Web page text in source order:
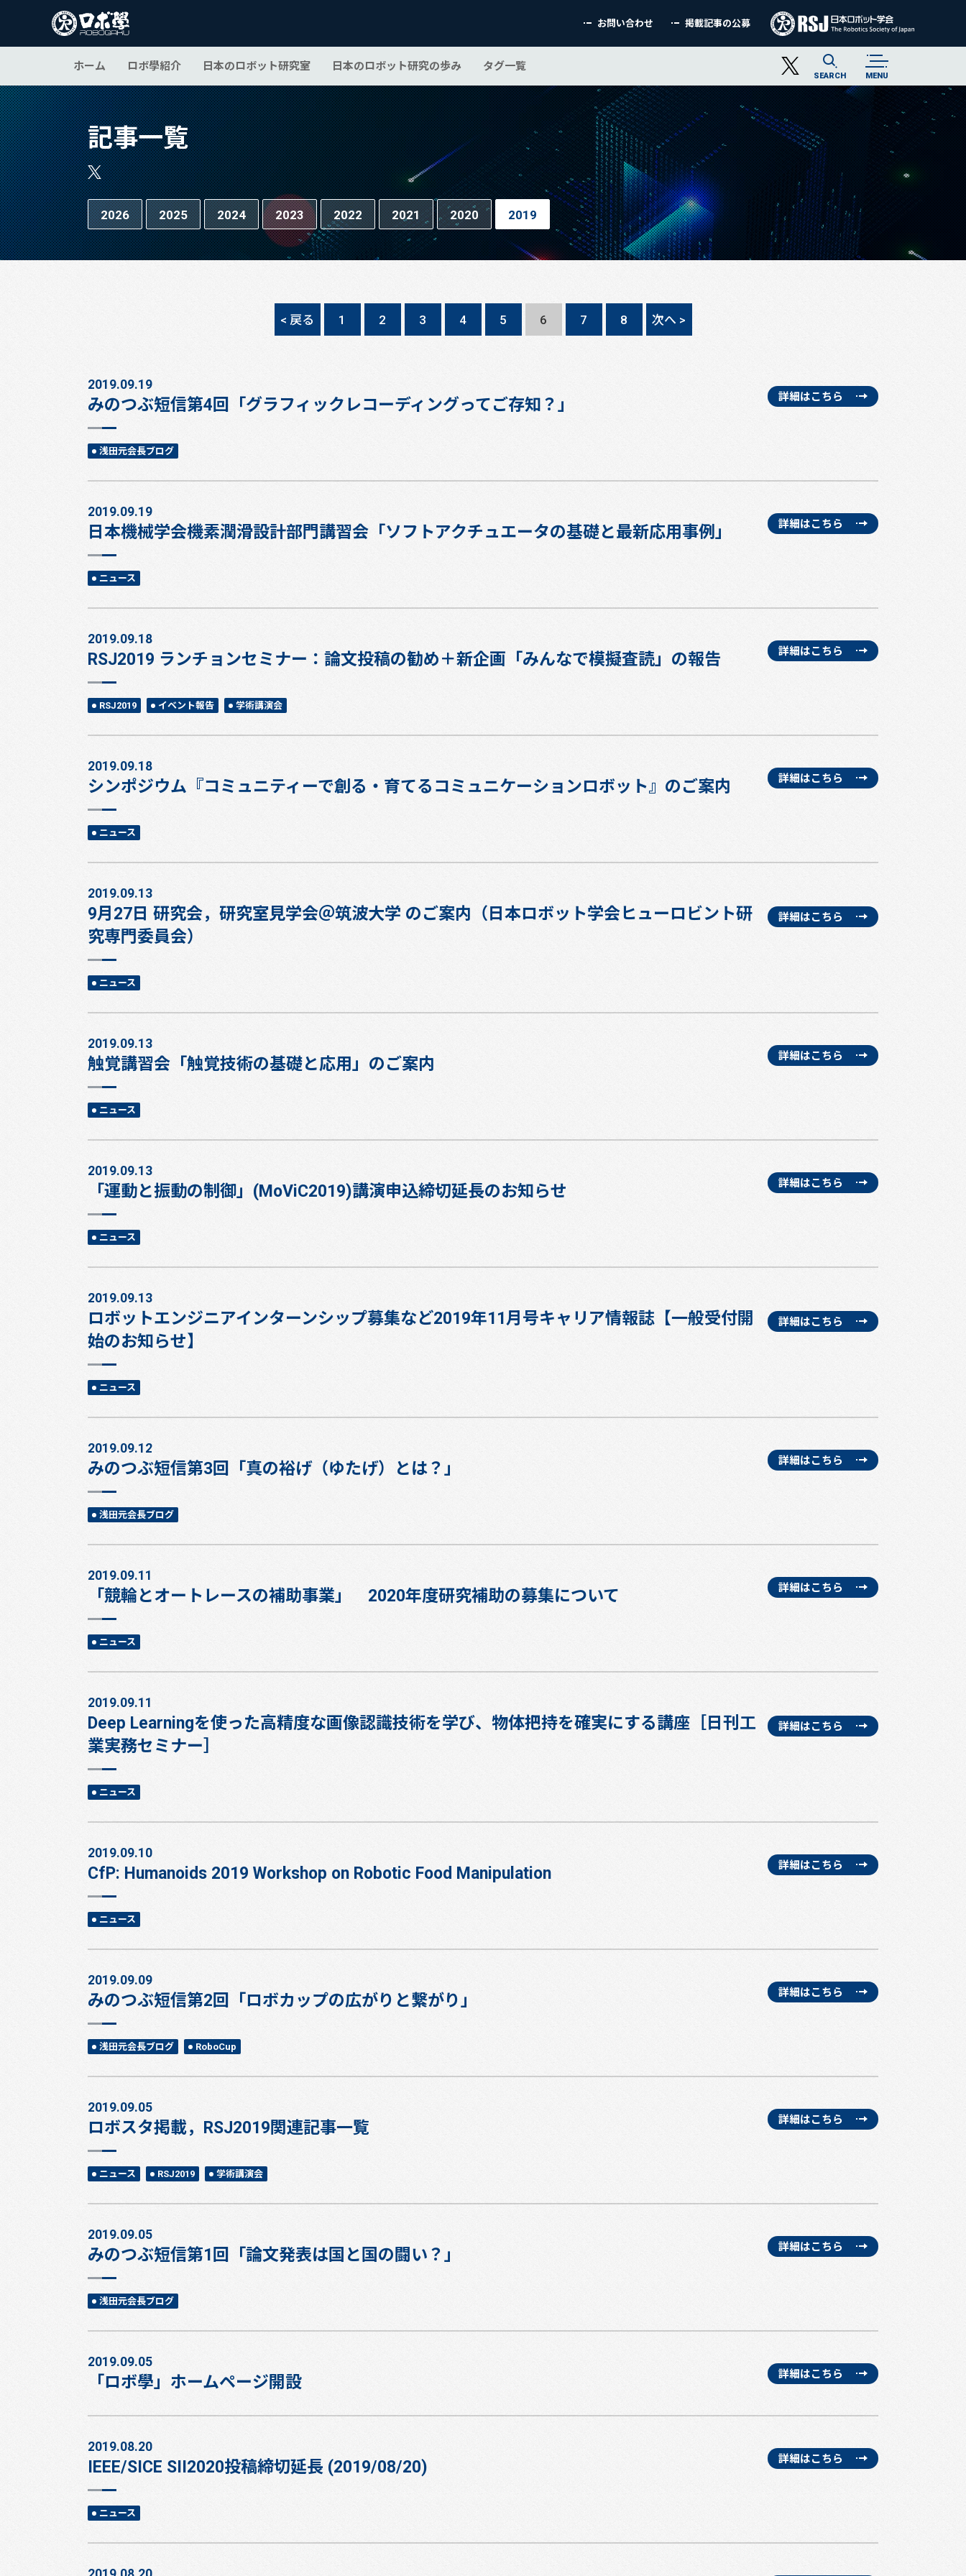
お問い合わせ 掲載記事の公募
ホーム ロボ學紹介 日本のロボット研究室 日本のロボット研究の歩み タグ一覧
SEARCH MENU
記事一覧
2026 2025 2024 2023 2022 2021 2020 2019
< 戻る 1 2 3 4 5 6 7 8 次へ >
2019.09.19
みのつぶ短信第4回「グラフィックレコーディングってご存知？」 詳細はこちら
浅田元会長ブログ
2019.09.19
日本機械学会機素潤滑設計部門講習会「ソフトアクチュエータの基礎と最新応用事例」 詳細はこちら
ニュース
2019.09.18
RSJ2019 ランチョンセミナー：論文投稿の勧め＋新企画「みんなで模擬査読」の報告 詳細はこちら
RSJ2019 イベント報告 学術講演会
2019.09.18
シンポジウム『コミュニティーで創る・育てるコミュニケーションロボット』のご案内 詳細はこちら
ニュース
2019.09.13
9月27日 研究会，研究室見学会＠筑波大学 のご案内（日本ロボット学会ヒューロビント研
究専門委員会）
詳細はこちら
ニュース
2019.09.13
触覚講習会「触覚技術の基礎と応用」のご案内 詳細はこちら
ニュース
2019.09.13
「運動と振動の制御」(MoViC2019)講演申込締切延長のお知らせ 詳細はこちら
ニュース
2019.09.13
ロボットエンジニアインターンシップ募集など2019年11月号キャリア情報誌【一般受付開
始のお知らせ】
詳細はこちら
ニュース
2019.09.12
みのつぶ短信第3回「真の裕げ（ゆたげ）とは？」 詳細はこちら
浅田元会長ブログ
2019.09.11
「競輪とオートレースの補助事業」 2020年度研究補助の募集について 詳細はこちら
ニュース
2019.09.11
Deep Learningを使った高精度な画像認識技術を学び、物体把持を確実にする講座［日刊工
業実務セミナー］
詳細はこちら
ニュース
2019.09.10
CfP: Humanoids 2019 Workshop on Robotic Food Manipulation 詳細はこちら
ニュース
2019.09.09
みのつぶ短信第2回「ロボカップの広がりと繋がり」 詳細はこちら
浅田元会長ブログ RoboCup
2019.09.05
ロボスタ掲載，RSJ2019関連記事一覧 詳細はこちら
ニュース RSJ2019 学術講演会
2019.09.05
みのつぶ短信第1回「論文発表は国と国の闘い？」 詳細はこちら
浅田元会長ブログ
2019.09.05
「ロボ學」ホームページ開設 詳細はこちら
2019.08.20
IEEE/SICE SII2020投稿締切延長 (2019/08/20) 詳細はこちら
ニュース